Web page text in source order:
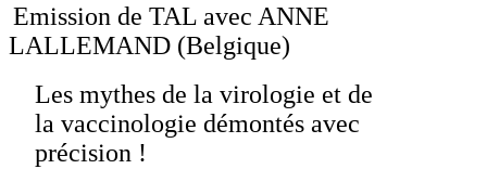
Emission de TAL avec ANNE
LALLEMAND (Belgique)
Les mythes de la virologie et de
la vaccinologie démontés avec
précision !